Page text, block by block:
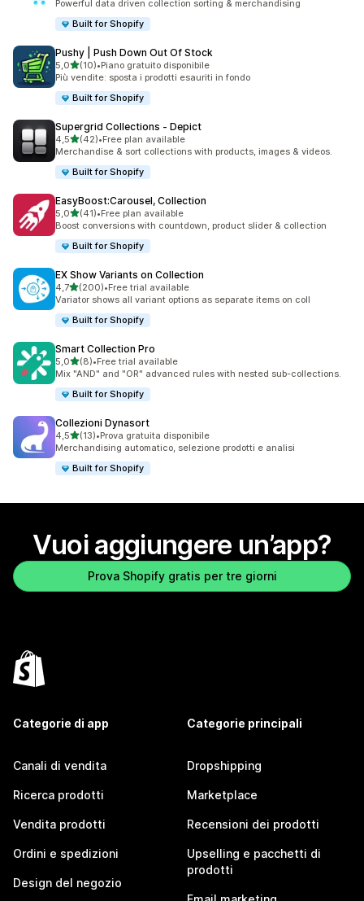
Powerful data driven collection sorting & merchandising
Built for Shopify
Pushy | Push Down Out Of Stock
5,0stelle su 5
(10)
10 recensioni totali
•Piano gratuito disponibile
Più vendite: sposta i prodotti esauriti in fondo
Built for Shopify
Supergrid Collections ‑ Depict
4,5stelle su 5
(42)
42 recensioni totali
•Free plan available
Merchandise & sort collections with products, images & videos.
Built for Shopify
EasyBoost:Carousel, Collection
5,0stelle su 5
(41)
41 recensioni totali
•Free plan available
Boost conversions with countdown, product slider & collection
Built for Shopify
EX Show Variants on Collection
4,7stelle su 5
(200)
200 recensioni totali
•Free trial available
Variator shows all variant options as separate items on coll
Built for Shopify
Smart Collection Pro
5,0stelle su 5
(8)
8 recensioni totali
•Free trial available
Mix "AND" and "OR" advanced rules with nested sub-collections.
Built for Shopify
Collezioni Dynasort
4,5stelle su 5
(13)
13 recensioni totali
•Prova gratuita disponibile
Merchandising automatico, selezione prodotti e analisi
Built for Shopify
Vuoi aggiungere un’app?
Prova Shopify gratis per tre giorni
Categorie di app
Canali di vendita
Ricerca prodotti
Vendita prodotti
Ordini e spedizioni
Design del negozio
Categorie principali
Dropshipping
Marketplace
Recensioni dei prodotti
Upselling e pacchetti di
prodotti